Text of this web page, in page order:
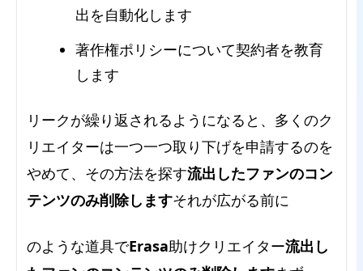
出を自動化します
著作権ポリシーについて契約者を教育
します
リークが繰り返されるようになると、多くのク
リエイターは一つ一つ取り下げを申請するのを
やめて、その方法を探す流出したファンのコン
テンツのみ削除しますそれが広がる前に
のような道具でErasa助けクリエイター流出し